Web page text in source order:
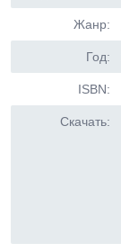
Жанр:
Год:
ISBN:
Скачать: